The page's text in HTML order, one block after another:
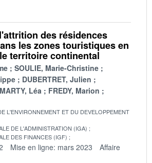
des résidences
les zones touristiques en
territoire continental
SOULIE, Marie-Christine
DUBERTRET, Julien
MARTY, Léa
FREDY, Marion
L'ENVIRONNEMENT ET DU DEVELOPPEMENT
DE L'ADMINISTRATION (IGA)
DES FINANCES (IGF)
Mise en ligne: mars 2023
Affaire